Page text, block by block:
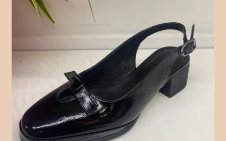
Delivery Drivers
Employee
Time Clock
Employee Profile
Full Day Booking